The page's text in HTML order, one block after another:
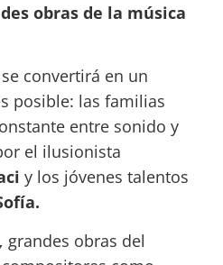
obras de la música
convertirá en un
posible: las familias
entre sonido y
el ilusionista
y los jóvenes talentos
grandes obras del